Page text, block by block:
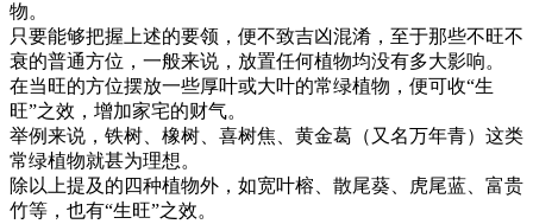
物。
只要能够把握上述的要领，便不致吉凶混淆，至于那些不旺不
衰的普通方位，一般来说，放置任何植物均没有多大影响。
在当旺的方位摆放一些厚叶或大叶的常绿植物，便可收“生
旺”之效，增加家宅的财气。
举例来说，铁树、橡树、喜树焦、黄金葛（又名万年青）这类
常绿植物就甚为理想。
除以上提及的四种植物外，如宽叶榕、散尾葵、虎尾蓝、富贵
竹等，也有“生旺”之效。